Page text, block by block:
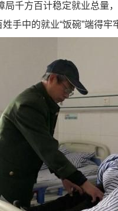
方百计稳定就业总量，
手中的就业“饭碗”端得牢